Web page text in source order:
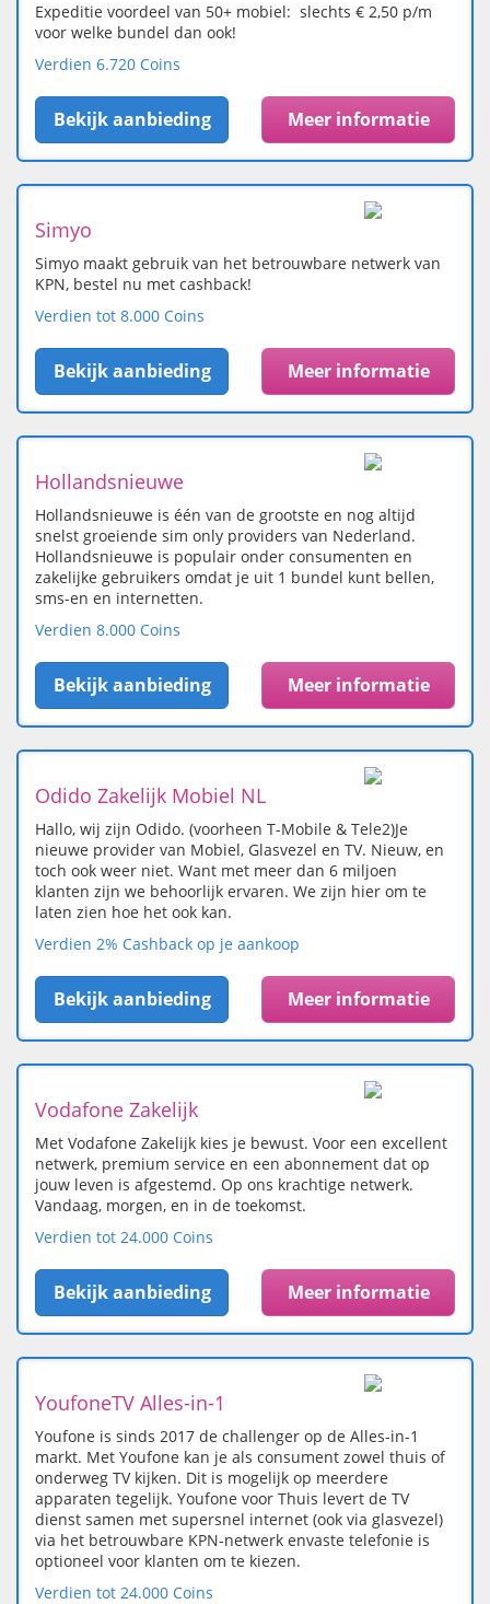
Expeditie voordeel van 50+ mobiel: slechts € 2,50 p/m
voor welke bundel dan ook!
Verdien 6.720 Coins
Bekijk aanbieding Meer informatie
Simyo
Simyo maakt gebruik van het betrouwbare netwerk van
KPN, bestel nu met cashback!
Verdien tot 8.000 Coins
Bekijk aanbieding Meer informatie
Hollandsnieuwe
Hollandsnieuwe is één van de grootste en nog altijd
snelst groeiende sim only providers van Nederland.
Hollandsnieuwe is populair onder consumenten en
zakelijke gebruikers omdat je uit 1 bundel kunt bellen,
sms-en en internetten.
Verdien 8.000 Coins
Bekijk aanbieding Meer informatie
Odido Zakelijk Mobiel NL
Hallo, wij zijn Odido. (voorheen T-Mobile & Tele2)Je
nieuwe provider van Mobiel, Glasvezel en TV. Nieuw, en
toch ook weer niet. Want met meer dan 6 miljoen
klanten zijn we behoorlijk ervaren. We zijn hier om te
laten zien hoe het ook kan.
Verdien 2% Cashback op je aankoop
Bekijk aanbieding Meer informatie
Vodafone Zakelijk
Met Vodafone Zakelijk kies je bewust. Voor een excellent
netwerk, premium service en een abonnement dat op
jouw leven is afgestemd. Op ons krachtige netwerk.
Vandaag, morgen, en in de toekomst.
Verdien tot 24.000 Coins
Bekijk aanbieding Meer informatie
YoufoneTV Alles-in-1
Youfone is sinds 2017 de challenger op de Alles-in-1
markt. Met Youfone kan je als consument zowel thuis of
onderweg TV kijken. Dit is mogelijk op meerdere
apparaten tegelijk. Youfone voor Thuis levert de TV
dienst samen met supersnel internet (ook via glasvezel)
via het betrouwbare KPN-netwerk envaste telefonie is
optioneel voor klanten om te kiezen.
Verdien tot 24.000 Coins